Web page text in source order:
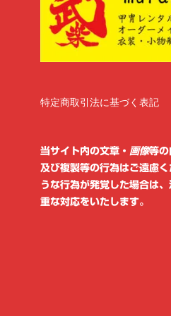
特定商取引法に基づく表記
当サイト内の文章・ 画像等の
及び複製等の行為はご遠慮
うな行為が発覚した場合は
重な対応をいたします。